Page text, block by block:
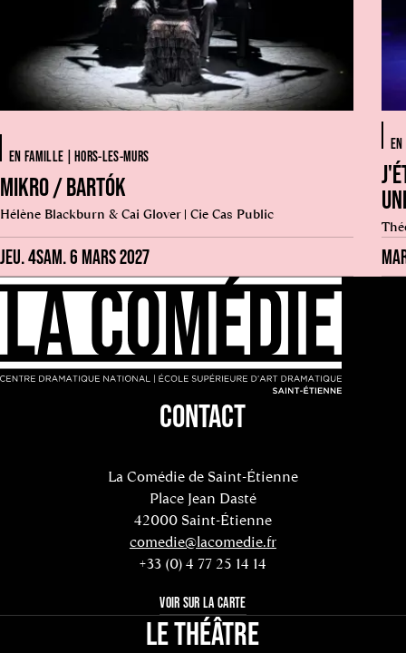
EN FAMILLE | HORS-LES-MURS
MIKRO / BARTÓK
Hélène Blackburn & Cai Glover | Cie Cas Public
JEU. 4SAM. 6 MARS 2027
CONTACT
La Comédie de Saint-Étienne
Place Jean Dasté
42000 Saint-Étienne
comedie@lacomedie.fr
+33 (0) 4 77 25 14 14
VOIR SUR LA CARTE
LE THÉÂTRE